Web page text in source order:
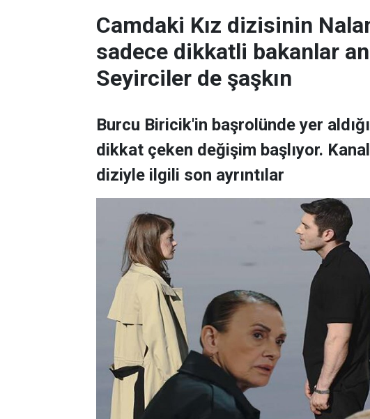
Camdaki Kız dizisinin
sadece dikkatli bakanlar
Seyirciler de şaşkın
Burcu Biricik'in başrolünde yer
dikkat çeken değişim başlıyor.
diziyle ilgili son ayrıntılar